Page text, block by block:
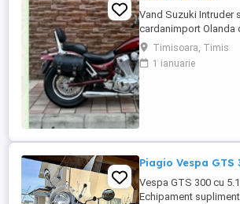
Vand Suzuki Intruder
cardanimport Olanda
inmatriculat RO IN
la mesaje.Schimb cu
diferenta
Timisoara, Timis
1 ianuarie
Piagio Vespa GTS
Vespa GTS 300 cu
Echipament